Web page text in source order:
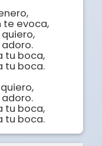
te evoca,
tu boca,
tu boca.
tu boca,
tu boca.